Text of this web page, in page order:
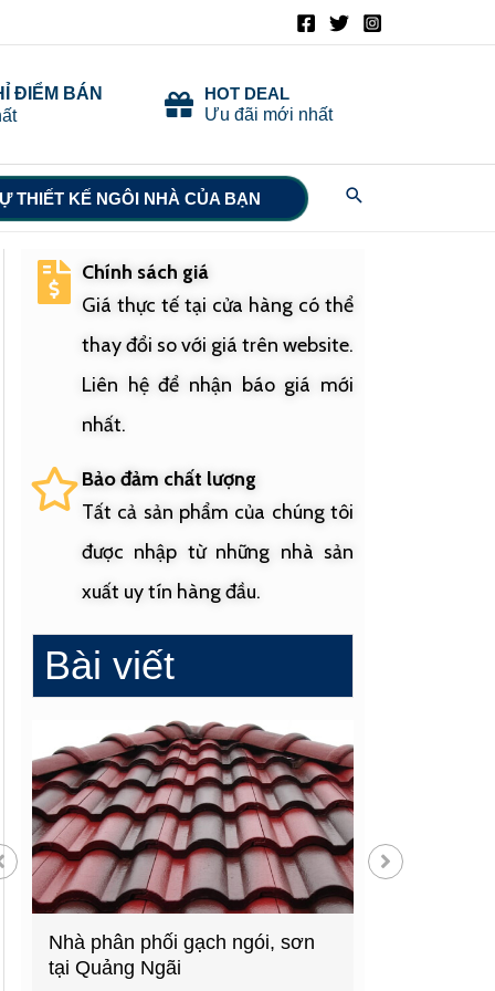
ĐIỂM BÁN
HOT DEAL
Ưu đãi mới nhất
THIẾT KẾ NGÔI NHÀ CỦA BẠN Search
Chính sách giá
Giá thực tế tại cửa hàng có thể
thay đổi so với giá trên website.
Liên hệ để nhận báo giá mới
nhất.
Bảo đảm chất lượng
Tất cả sản phẩm của chúng tôi
được nhập từ những nhà sản
xuất uy tín hàng đầu.
Bài viết
Nhà phân phối gạch ngói, sơn
tại Quảng Ngãi